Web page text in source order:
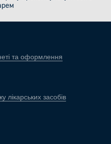
та оформлення
засобів